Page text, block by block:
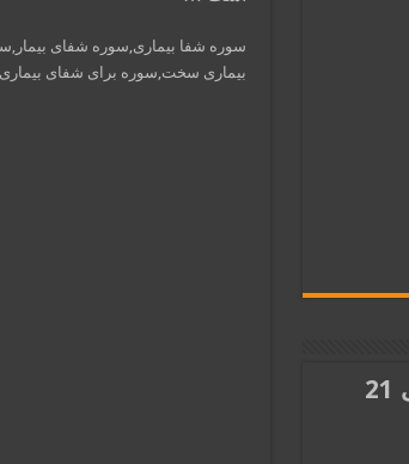
سوره شفا بیماری,سوره شفای
بیماری سخت,سوره برای شفای